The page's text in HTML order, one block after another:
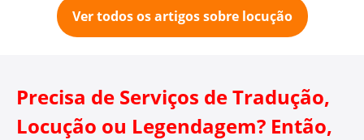
Ver todos os artigos sobre locução
Precisa de Serviços de Tradução,
Locução ou Legendagem? Então,